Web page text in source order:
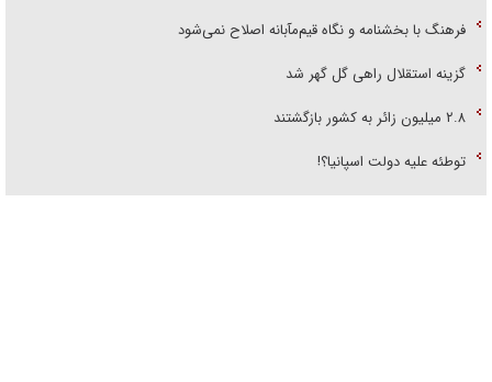
فرهنگ با بخشنامه و نگاه قیم‌مآبانه اصلاح نمی‌شود
گزینه استقلال راهی گل گهر شد
۲.۸ میلیون زائر به کشور بازگشتند
توطئه علیه دولت اسپانیا؟!